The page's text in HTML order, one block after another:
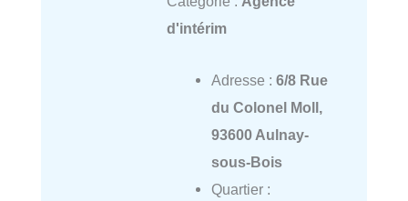
d'intérim
Adresse : 6/8 Rue
du Colonel Moll,
93600 Aulnay-
sous-Bois
Quartier :